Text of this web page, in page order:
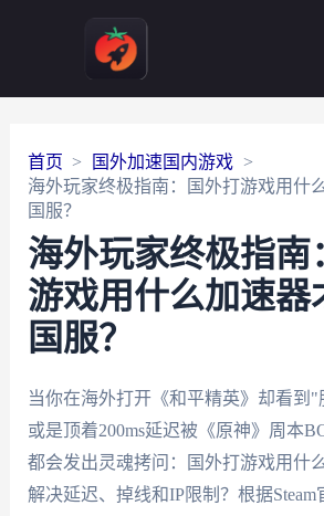
首页
国外加速国内游戏
海外玩家终极指南：国外打游戏用什
国服？
海外玩家终极指南
游戏用什么加速器
国服？
当你在海外打开《和平精英》却看到"
或是顶着200ms延迟被《原神》周本
都会发出灵魂拷问：国外打游戏用什
解决延迟、掉线和IP限制？根据Steam